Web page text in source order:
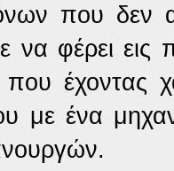
που δεν
να φέρει εις
έχοντας
με ένα